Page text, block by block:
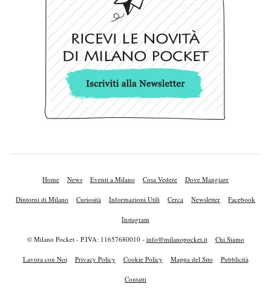
Home News Eventi a Milano Cosa Vedere Dove Mangiare
Dintorni di Milano Curiosità Informazioni Utili Cerca Newsletter Facebook
Instagram
© Milano Pocket - P.IVA: 11657680010 - info@milanopocket.it Chi Siamo
Lavora con Noi Privacy Policy Cookie Policy Mappa del Sito Pubblicità
Contatti